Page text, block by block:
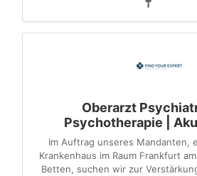
Oberarzt
Psychotherapie |
Im Auftrag unseres Mandanten,
Krankenhaus im Raum Frankfurt
Betten, suchen wir zur